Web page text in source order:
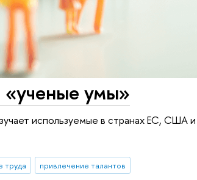
умы»
используемые в странах ЕС, США
труда привлечение талантов